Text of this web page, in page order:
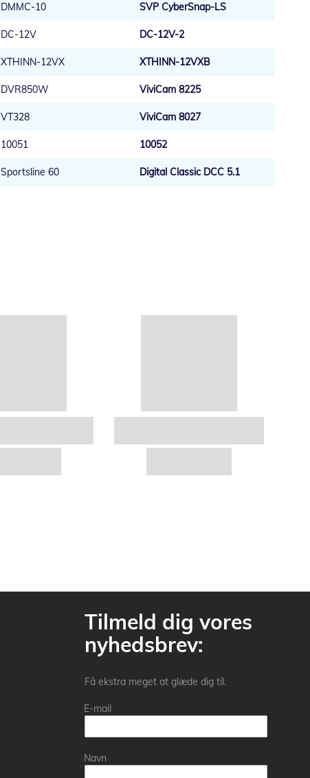
DMMC-10 SVP CyberSnap-LS
DC-12V DC-12V-2
XTHINN-12VX XTHINN-12VXB
DVR850W ViviCam 8225
VT328 ViviCam 8027
10051 10052
Sportsline 60 Digital Classic DCC 5.1
Tilmeld dig vores
nyhedsbrev:
Få ekstra meget at glæde dig til.
E-mail
Navn